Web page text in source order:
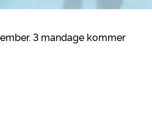
3 mandage kommer